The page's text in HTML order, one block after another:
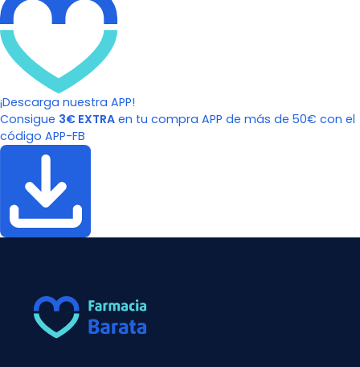
¡Descarga nuestra APP!
Consigue 3€ EXTRA en tu compra APP de más de 50€ con el
código APP-FB